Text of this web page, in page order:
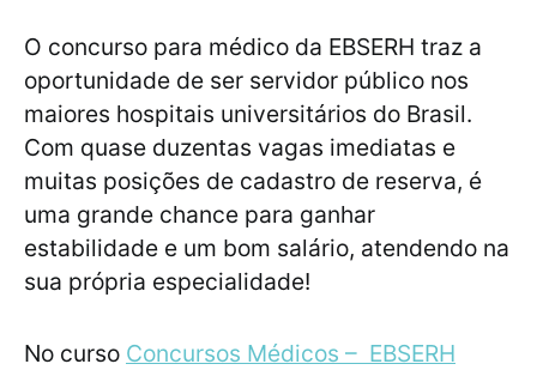
O concurso para médico da EBSERH traz a
oportunidade de ser servidor público nos
maiores hospitais universitários do Brasil.
Com quase duzentas vagas imediatas e
muitas posições de cadastro de reserva, é
uma grande chance para ganhar
estabilidade e um bom salário, atendendo na
sua própria especialidade!
No curso Concursos Médicos – EBSERH